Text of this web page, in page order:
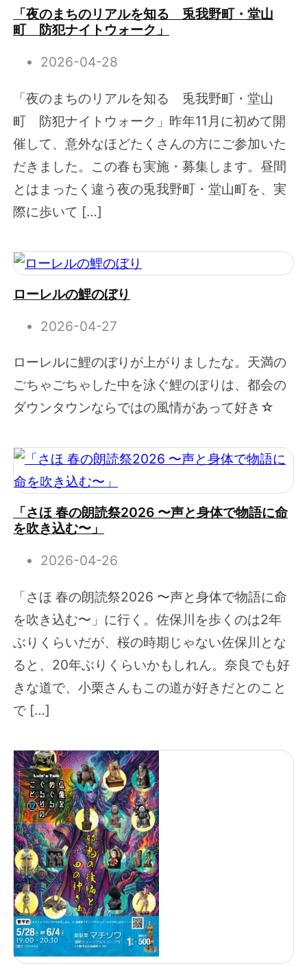
「夜のまちのリアルを知る 兎我野町・堂山
町 防犯ナイトウォーク」
2026-04-28
「夜のまちのリアルを知る 兎我野町・堂山
町 防犯ナイトウォーク」昨年11月に初めて開
催して、意外なほどたくさんの方にご参加いた
だきました。この春も実施・募集します。昼間
とはまったく違う夜の兎我野町・堂山町を、実
際に歩いて […]
ローレルの鯉のぼり
2026-04-27
ローレルに鯉のぼりが上がりましたな。天満の
ごちゃごちゃした中を泳ぐ鯉のぼりは、都会の
ダウンタウンならではの風情があって好き☆
「さほ 春の朗読祭2026 〜声と身体で物語に命
を吹き込む〜」
2026-04-26
「さほ 春の朗読祭2026 〜声と身体で物語に命
を吹き込む〜」に行く。佐保川を歩くのは2年
ぶりくらいだが、桜の時期じゃない佐保川とな
ると、20年ぶりくらいかもしれん。奈良でも好
きな道で、小栗さんもこの道が好きだとのこと
で […]